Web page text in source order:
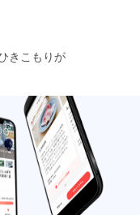
きこもりが